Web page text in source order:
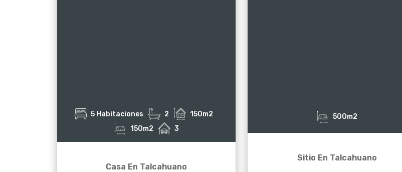
5 Habitaciones 2
150m2
150m2
3
Casa En Talcahuano
500m2
Sitio En Talcahuano